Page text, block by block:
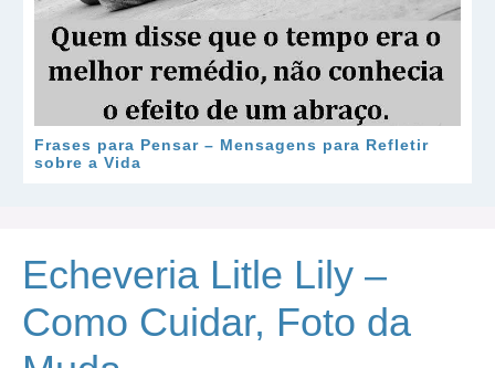
Frases para Pensar – Mensagens para Refletir
sobre a Vida
Echeveria Litle Lily –
Como Cuidar, Foto da